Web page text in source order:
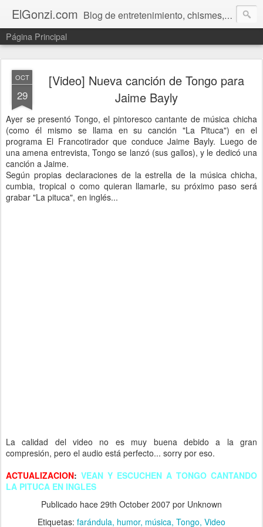
ElGonzi.com Blog de entretenimiento, chismes, humor, farándula, curiosidades, ovnis, noticias calientes, fotos, videos, paranormal y ¡más!
Página Principal
OCT
29
[Video] Nueva canción de Tongo para
Jaime Bayly
Ayer se presentó Tongo, el pintoresco cantante de música chicha
(como él mismo se llama en su canción "La Pituca") en el
programa El Francotirador que conduce Jaime Bayly. Luego de
una amena entrevista, Tongo se lanzó (sus gallos), y le dedicó una
canción a Jaime.
Según propias declaraciones de la estrella de la música chicha,
cumbia, tropical o como quieran llamarle, su próximo paso será
grabar "La pituca", en inglés...
La calidad del video no es muy buena debido a la gran
compresión, pero el audio está perfecto... sorry por eso.
ACTUALIZACION: VEAN Y ESCUCHEN A TONGO CANTANDO
LA PITUCA EN INGLES
Publicado hace 29th October 2007 por Unknown
Etiquetas: farándula humor música Tongo Video